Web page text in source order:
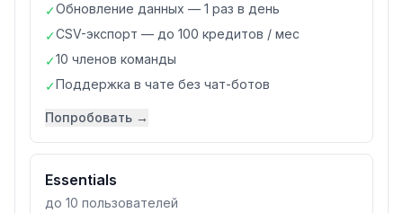
✓Обновление данных — 1 раз в день
✓CSV-экспорт — до 100 кредитов / мес
✓10 членов команды
✓Поддержка в чате без чат-ботов
Попробовать →
Essentials
до 10 пользователей